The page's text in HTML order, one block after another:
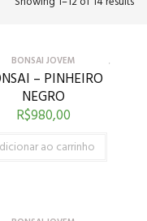
BONSAI JOVEM
– PINHEIRO
NEGRO
R$980,00
ao carrinho